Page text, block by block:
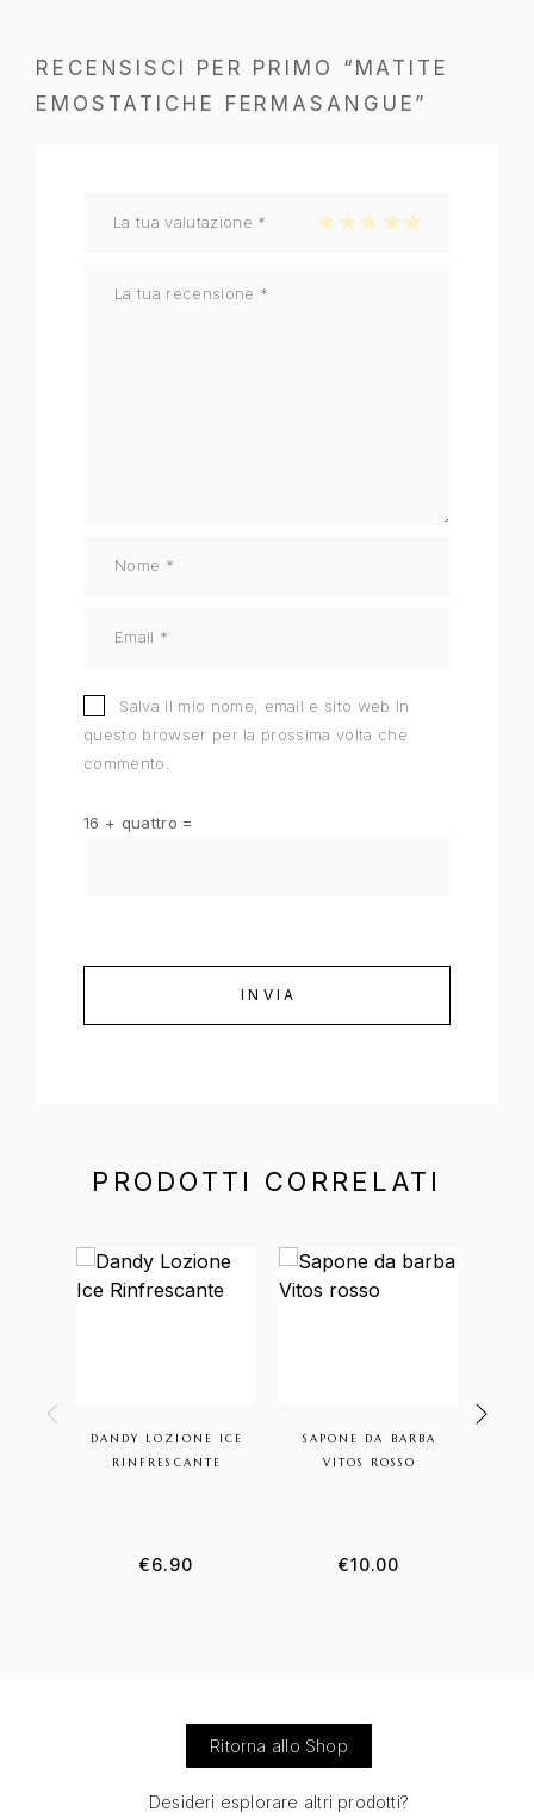
RECENSISCI PER PRIMO “MATITE
EMOSTATICHE FERMASANGUE”
La tua valutazione * 1 stella su 5
2 stelle su 5
3 stelle su 5
4 stelle su 5
Salva il mio nome, email e sito web in
questo browser per la prossima volta che
commento.
16 + quattro =
PRODOTTI CORRELATI
DANDY LOZIONE ICE
RINFRESCANTE
€6.90
SAPONE DA BARBA
VITOS ROSSO
€10.00
Ritorna allo Shop
Desideri esplorare altri prodotti?